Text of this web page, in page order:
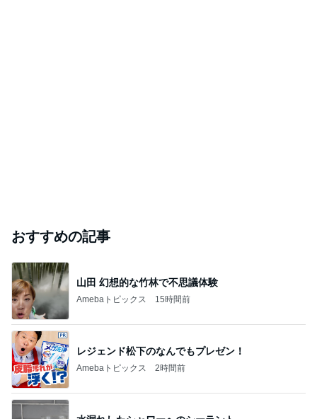
おすすめの記事
山田 幻想的な竹林で不思議体験
Amebaトピックス 15時間前
レジェンド松下のなんでもプレゼン！
Amebaトピックス 2時間前